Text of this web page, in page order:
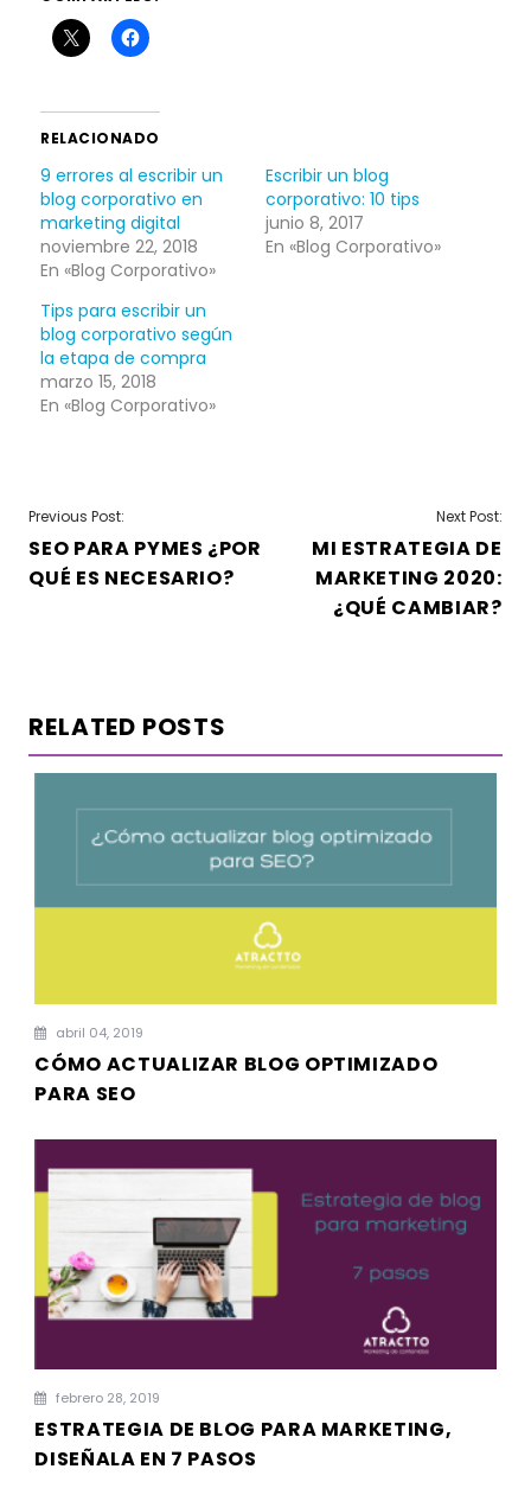
RELACIONADO
9 errores al escribir un
blog corporativo en
marketing digital
noviembre 22, 2018
En «Blog Corporativo»
Escribir un blog
corporativo: 10 tips
junio 8, 2017
En «Blog Corporativo»
Tips para escribir un
blog corporativo según
la etapa de compra
marzo 15, 2018
En «Blog Corporativo»
NAVEGACIÓN
DE
ENTRADAS
Previous Post:
SEO PARA PYMES ¿POR
QUÉ ES NECESARIO?
Next Post:
MI ESTRATEGIA DE
MARKETING 2020:
¿QUÉ CAMBIAR?
RELATED POSTS
abril 04, 2019
CÓMO ACTUALIZAR BLOG OPTIMIZADO
PARA SEO
febrero 28, 2019
ESTRATEGIA DE BLOG PARA MARKETING,
DISEÑALA EN 7 PASOS